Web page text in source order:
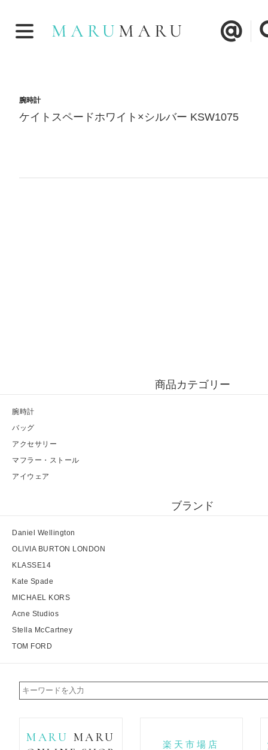
腕時計
ケイトスペードホワイト×シルバー KSW1075
商品カテゴリー
腕時計
バッグ
アクセサリー
マフラー・ストール
アイウェア
ブランド
Daniel Wellington
OLIVIA BURTON LONDON
KLASSE14
Kate Spade
MICHAEL KORS
Acne Studios
Stella McCartney
TOM FORD
MARU MARU 楽天市場店